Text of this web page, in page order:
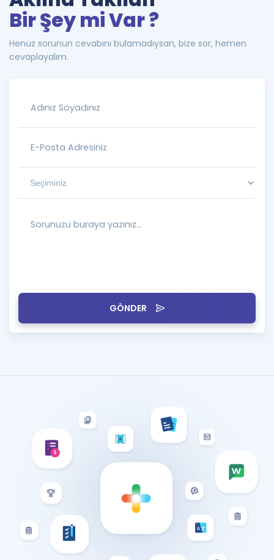
GÖNDER
Bir Şey mi Var ?
Henüz sorunun cevabını bulamadıysan, bize sor, hemen
cevaplayalım.